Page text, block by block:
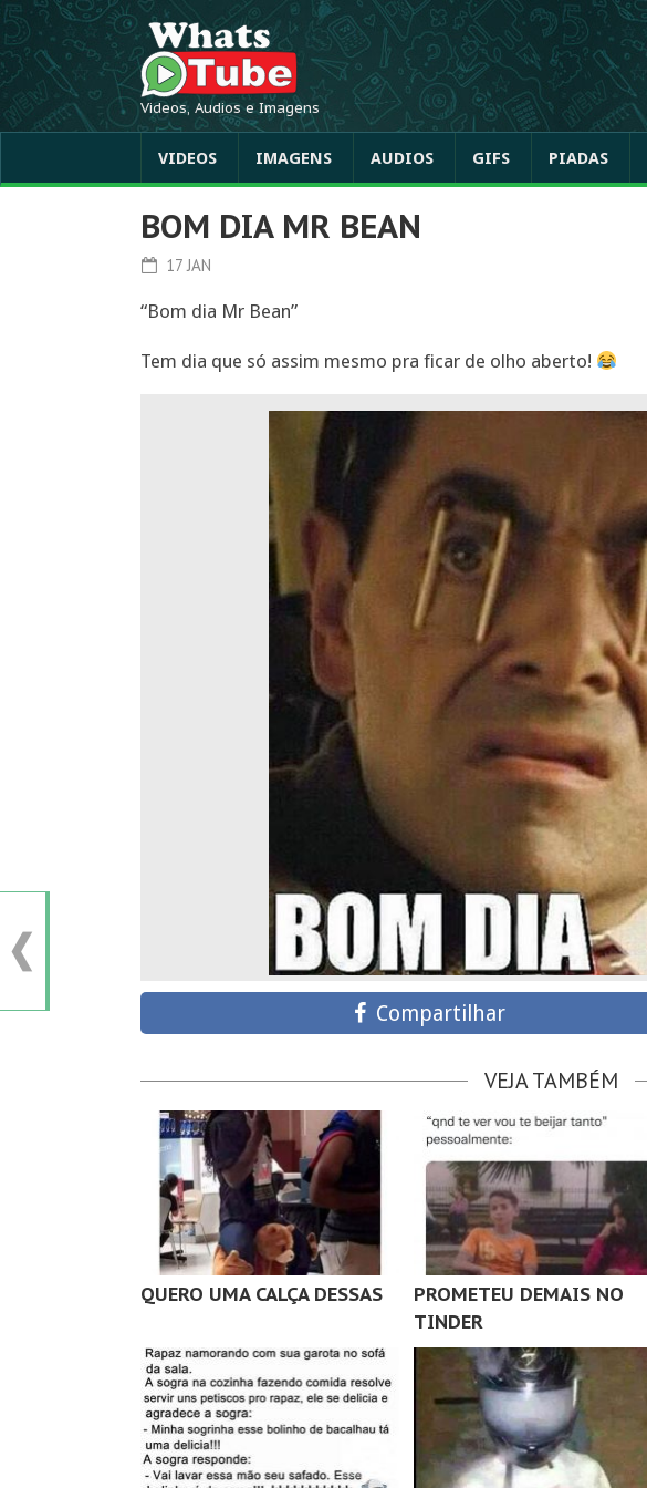
Videos, Audios e Imagens
VIDEOS IMAGENS AUDIOS GIFS PIADAS
BOM DIA MR BEAN
17 JAN
“Bom dia Mr Bean”
Tem dia que só assim mesmo pra ficar de olho aberto!
Compartilhar
VEJA TAMBÉM
QUERO UMA CALÇA DESSAS
PROMETEU DEMAIS NO
TINDER